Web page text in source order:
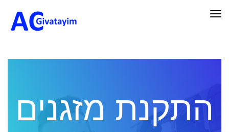
תפריט
התקנת מזגנים